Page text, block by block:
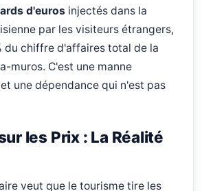
d'euros injectés dans la
par les visiteurs étrangers,
du chiffre d'affaires total de la
muros. C'est une manne
une dépendance qui n'est pas
les Prix : La Réalité
veut que le tourisme tire les